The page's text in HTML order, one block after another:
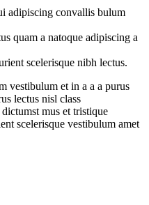
adipiscing convallis bulum
quam a natoque adipiscing a
scelerisque nibh lectus.
vestibulum et in a a a purus
lectus nisl class
mus et tristique
scelerisque vestibulum amet